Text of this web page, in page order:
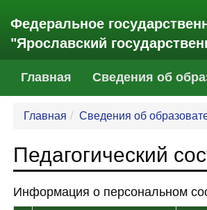
Федеральное
"Ярославский
Главная (current)
Сведения об
Главная Сведения об
Педагогический
Информация о персональном